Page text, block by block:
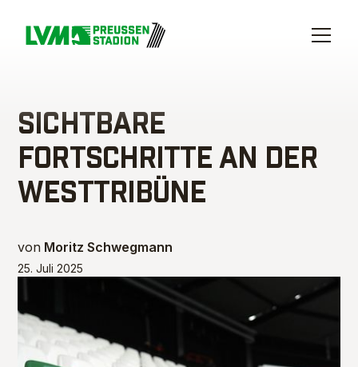
SICHTBARE
FORTSCHRITTE AN DER
WESTTRIBÜNE
von Moritz Schwegmann
25. Juli 2025